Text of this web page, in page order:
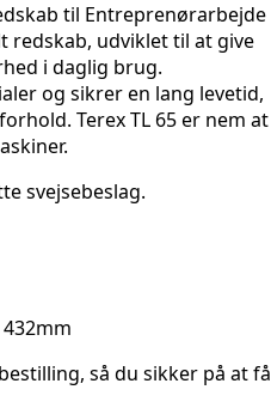
til Entreprenørarbejde
redskab, udviklet til at give
i daglig brug.
og sikrer en lang levetid,
Terex TL 65 er nem at
svejsebeslag.
så du sikker på at få